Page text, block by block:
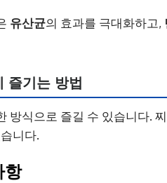
유산균의 효과를 극대화하고,
즐기는 방법
방식으로 즐길 수 있습니다.
니다.
항